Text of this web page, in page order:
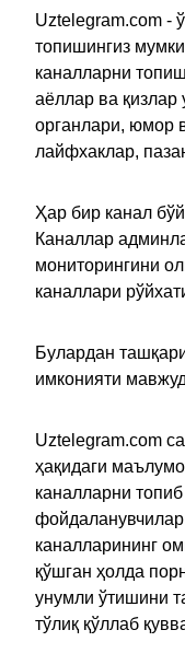
Uztelegram.com -
топишингиз
каналларни
аёллар ва қизлар
органлари, юмор
лайфхаклар,
Ҳар бир канал
Каналлар
мониторингини
каналлари
Булардан
имконияти
Uztelegram.com
ҳақидаги
каналларни
фойдаланувчилар
каналларининг
қўшган ҳолда
унумли ўтишини
тўлиқ қўллаб